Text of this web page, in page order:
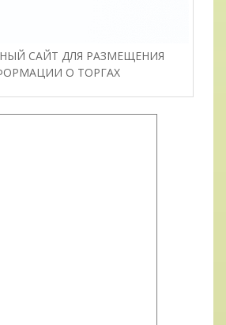
САЙТ ДЛЯ РАЗМЕЩЕНИЯ
О ТОРГАХ